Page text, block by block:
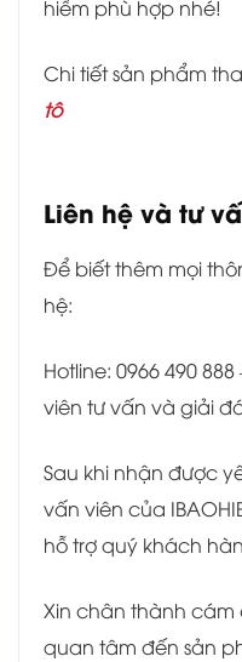
hiểm phù hợp nhé!
Chi tiết sản phẩm
tô
Liên hệ và tư
Để biết thêm mọi
hệ:
Hotline: 0966 490
viên tư vấn và giải
Sau khi nhận được
vấn viên của
hỗ trợ quý khách
Xin chân thành
quan tâm đến sản